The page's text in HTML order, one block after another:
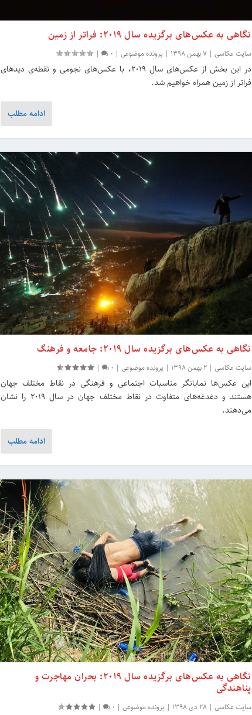
نگاهی به عکس‌های برگزیده سال 2019: فراتر از زمین
سایت عکاسی |7 بهمن 1398 | پرونده موضوعی |
0
|
در این بخش از عکس‌های سال 2019، با عکس‌های نجومی و نقطه‌ی دیدهای
فراتر از زمین همراه خواهیم شد.
ادامه مطلب
نگاهی به عکس‌های برگزیده سال 2019: جامعه و فرهنگ
سایت عکاسی |2 بهمن 1398 | پرونده موضوعی |
0
|
این عکس‌ها نمایانگر مناسبات اجتماعی و فرهنگی در نقاط مختلف جهان
هستند و دغدغه‌های متفاوت در نقاط مختلف جهان در سال 2019 را نشان
می‌دهند.
ادامه مطلب
نگاهی به عکس‌های برگزیده سال 2019: بحران مهاجرت و
پناهندگی
سایت عکاسی |28 دی 1398 | پرونده موضوعی |
0
|